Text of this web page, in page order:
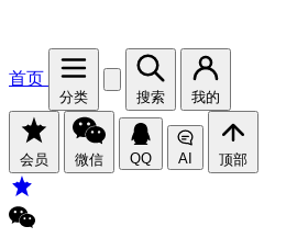
首页
分类 搜索 我的
会员 微信 QQ AI 顶部